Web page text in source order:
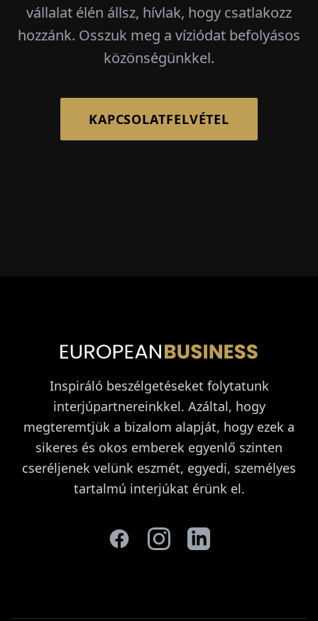
vállalat élén állsz, hívlak, hogy csatlakozz
hozzánk. Osszuk meg a víziódat befolyásos
közönségünkkel.
KAPCSOLATFELVÉTEL
Inspiráló beszélgetéseket folytatunk
interjúpartnereinkkel. Azáltal, hogy
megteremtjük a bizalom alapját, hogy ezek a
sikeres és okos emberek egyenlő szinten
cseréljenek velünk eszmét, egyedi, személyes
tartalmú interjúkat érünk el.